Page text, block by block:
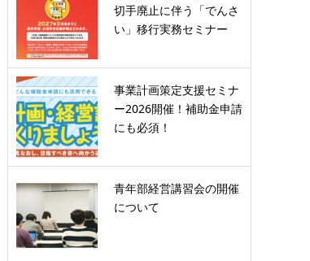
切手廃止に伴う「でんさ
い」移行実務セミナー
事業計画策定支援セミナ
ー2026開催！補助金申請
にも必須！
青年部経営講習会の開催
について